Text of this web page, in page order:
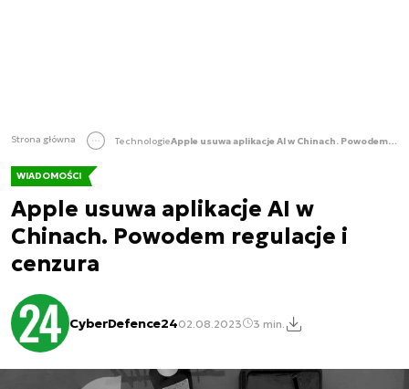
Strona główna Technologie Apple usuwa aplikacje AI w Chinach. Powodem regulacje i cenzura
WIADOMOŚCI
Apple usuwa aplikacje AI w
Chinach. Powodem regulacje i
cenzura
CyberDefence2402.08.2023 3 min.